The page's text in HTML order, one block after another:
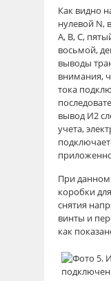
Как видно
нулевой N,
А, В, С,
восьмой,
выводы
внимания,
тока
вывод И2
учета,
При
коробки
снятия
винты и
как